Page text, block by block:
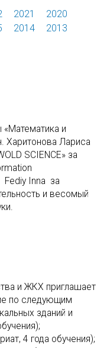
2021
2020
2014
2013
и
Харитонова Лариса
SCIENCE» за
Fediy Inna за
и весомый
и ЖКХ приглашает
по следующим
зданий и
4 года обучения);